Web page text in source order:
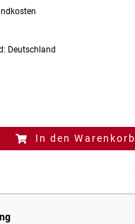
Deutschland
In den Warenkorb